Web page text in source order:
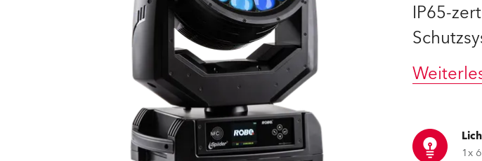
RoboSpot Tutorials
Robe On Location
Robe On The Road
Robe lighting's technology SHED
ProMotion Lighting
IP65-
1x